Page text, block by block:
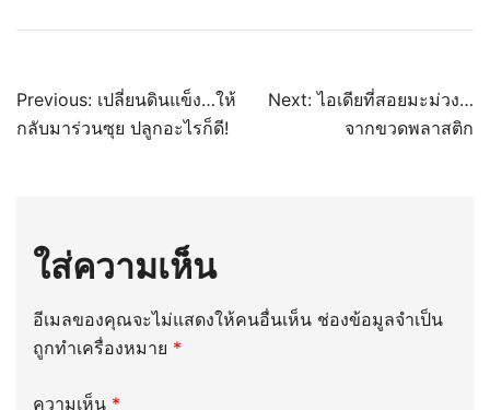
แนะแนว
Previous: เปลี่ยนดินแข็ง…ให้
กลับมาร่วนซุย ปลูกอะไรก็ดี!
Next: ไอเดียที่สอยมะม่วง…
จากขวดพลาสติก
ใส่ความเห็น
อีเมลของคุณจะไม่แสดงให้คนอื่นเห็น ช่องข้อมูลจำเป็น
ถูกทำเครื่องหมาย *
ความเห็น *